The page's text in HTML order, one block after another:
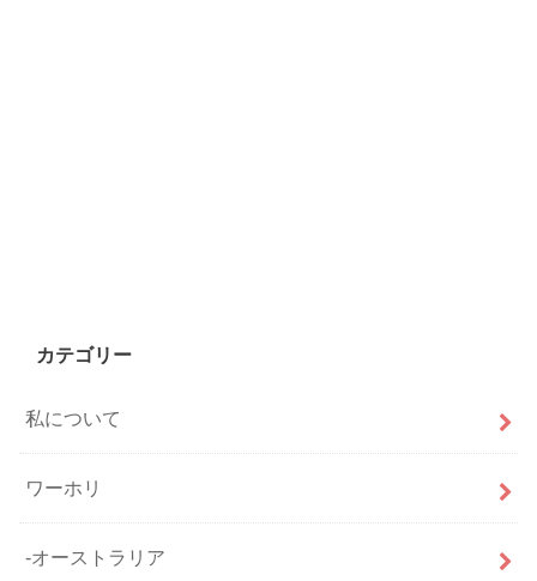
カテゴリー
私について
ワーホリ
-オーストラリア